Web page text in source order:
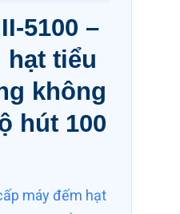
5100 –
hạt tiểu
không
hút 100
máy đếm hạt